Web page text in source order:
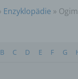
Enzyklopädie »
B C D E F G